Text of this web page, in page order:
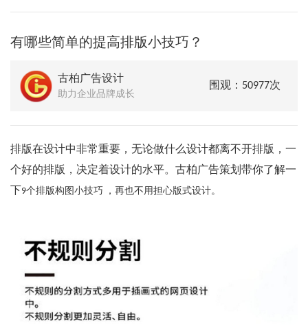
有哪些简单的提高排版小技巧？
古柏广告设计
助力企业品牌成长
围观：50977次
排版在设计中非常重要，无论做什么设计都离不开排版，一
个好的排版，决定着设计的水平。古柏广告策划带你了解一
下 9个排版构图小技巧 ，再也不用担心版式设计。